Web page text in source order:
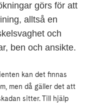
görs för att
alltså en
och
ben och ansikte.
kan det finnas
men då gäller det att
sitter. Till hjälp